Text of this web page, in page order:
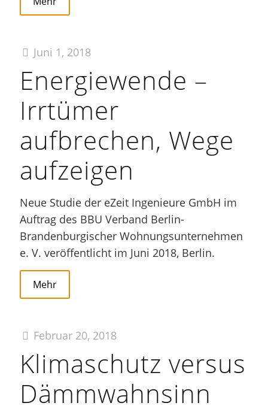
Juni 1, 2018
Energiewende –
Irrtümer
aufbrechen, Wege
aufzeigen
Neue Studie der eZeit Ingenieure GmbH im
Auftrag des BBU Verband Berlin-
Brandenburgischer Wohnungsunternehmen
e. V. veröffentlicht im Juni 2018, Berlin.
Mehr
Februar 20, 2018
Klimaschutz versus
Dämmwahnsinn